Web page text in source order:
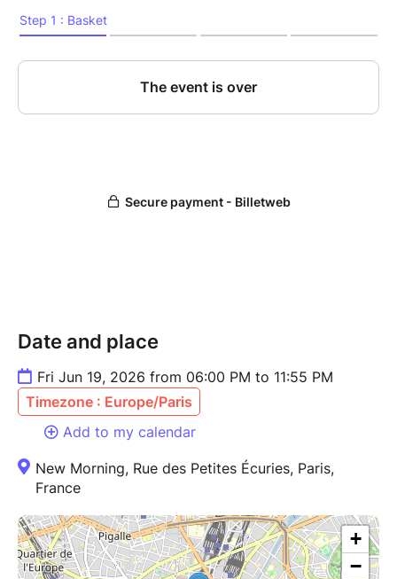
compagnie des diplômé·es, des équipes
La soirée sera ponctuée de discours et de
performances musicales, dans un cadre
Date and place
Fri Jun 19, 2026 from 06:00 PM to 11:55 PM
Timezone : Europe/Paris
Add to my calendar
New Morning, Rue des Petites Écuries, Paris,
France
+
−